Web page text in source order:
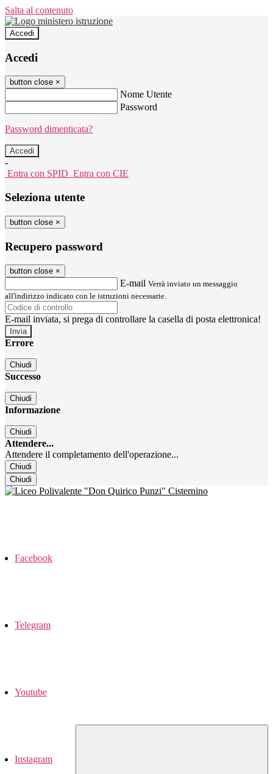
Salta al contenuto
Accedi
Accedi
button close ×
Nome Utente
Password
Password dimenticata?
-
Entra con SPID Entra con CIE
Seleziona utente
button close ×
Recupero password
button close ×
E-mail Verrà inviato un messaggio
all'indirizzo indicato con le istruzioni necessarie.
E-mail inviata, si prega di controllare la casella di posta elettronica!
Errore
Chiudi
Successo
Chiudi
Informazione
Chiudi
Attendere...
Attendere il completamento dell'operazione...
Chiudi
Chiudi
Facebook
Telegram
Youtube
Instagram